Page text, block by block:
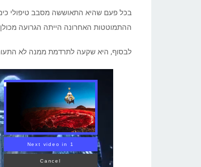
בכל פעם שהיא התאוששה מסבב טיפולי
ההתמוטטות האחרונה הייתה הגרועה
לבסוף, היא שקעה לתרדמת ממנה לא